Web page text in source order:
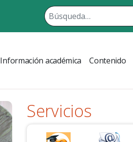
Información académica Contenido
Servicios